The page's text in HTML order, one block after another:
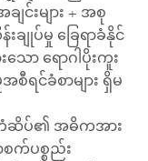
းများ + အစု
ပ်မှု ခြေရာခံနိုင်
ော ရောဂါပိုးကူး
ရင်ခံစာများ ရှိမ
တ်တံဆိပ်၏ အဓိကအား
က်ပစ္စည်း